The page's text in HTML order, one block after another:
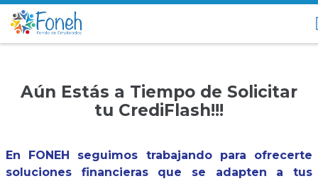
Aún Estás a Tiempo de Solicitar
tu CrediFlash!!!
En FONEH seguimos trabajando para ofrecerte
soluciones financieras que se adapten a tus